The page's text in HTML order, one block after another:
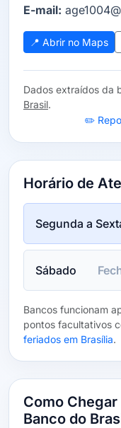
E-mail:
📍 Abrir no Maps
Dados extraídos da
Brasil.
✏️
Horário de
Segunda a
Sábado
Bancos funcionam
pontos facultativos
feriados em Brasília.
Como
Banco do